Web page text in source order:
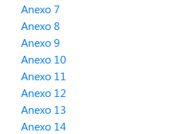
Anexo 7
Anexo 8
Anexo 9
Anexo 10
Anexo 11
Anexo 12
Anexo 13
Anexo 14